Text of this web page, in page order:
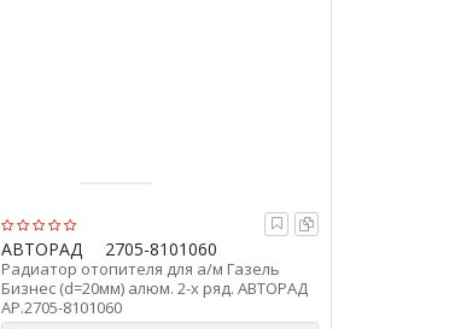
АВТОРАД 2705-8101060
Радиатор отопителя для а/м Газель
Бизнес (d=20мм) алюм. 2-х ряд. АВТОРАД
AP.2705-8101060